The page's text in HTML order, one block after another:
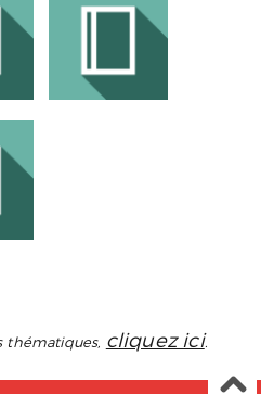
thématiques, cliquez ici.